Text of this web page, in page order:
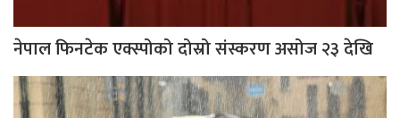
नेपाल फिनटेक एक्स्पोको दोस्रो संस्करण असोज २३ देखि